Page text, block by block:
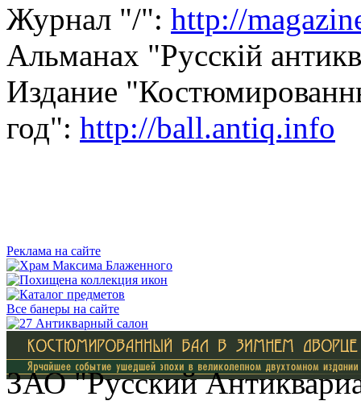
Журнал "/": http://
Альманах "Русскiй
Издание
год": http://ball.antiq.info
Реклама на сайте
Все банеры на сайте
ЗАО "Русский